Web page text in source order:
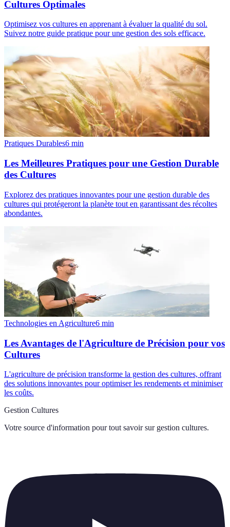
Cultures Optimales
Optimisez vos cultures en apprenant à évaluer la qualité du sol.
Suivez notre guide pratique pour une gestion des sols efficace.
Pratiques Durables6 min
Les Meilleures Pratiques pour une Gestion Durable
des Cultures
Explorez des pratiques innovantes pour une gestion durable des
cultures qui protégeront la planète tout en garantissant des récoltes
abondantes.
Technologies en Agriculture6 min
Les Avantages de l'Agriculture de Précision pour vos
Cultures
L'agriculture de précision transforme la gestion des cultures, offrant
des solutions innovantes pour optimiser les rendements et minimiser
les coûts.
Gestion Cultures
Votre source d'information pour tout savoir sur gestion cultures.